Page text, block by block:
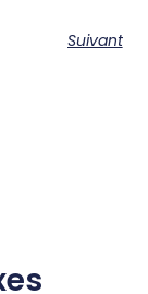
Suivant